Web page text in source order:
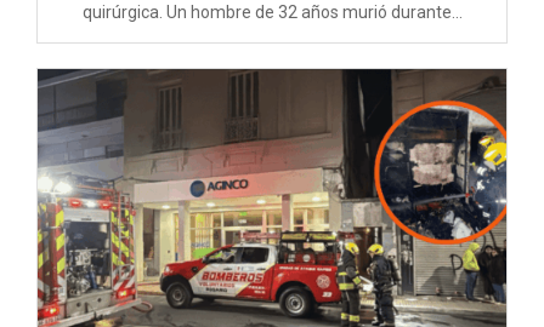
quirúrgica. Un hombre de 32 años murió durante...